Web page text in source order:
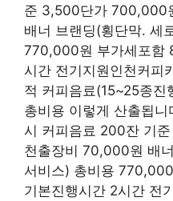
준 3,500단가 700,000
배너 브랜딩(횡단막. 세
770,000원 부가세포함
시간 전기지원인천커피
적 커피음료(15~25종
총비용 이렇게 산출됩
시 커피음료 200잔 기
천출장비 70,000원 배
서비스) 총비용
기본진행시간 2시간 전